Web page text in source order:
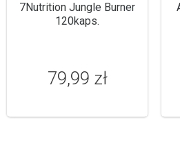
7Nutrition Jungle Burner
120kaps.
79,99 zł